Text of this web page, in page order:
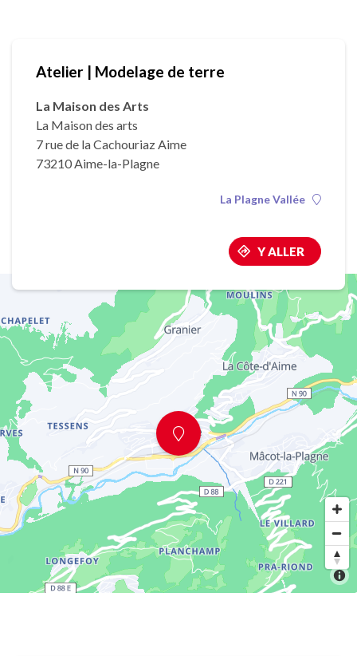
Atelier | Modelage de terre
La Maison des Arts
La Maison des arts
7 rue de la Cachouriaz Aime
73210 Aime-la-Plagne
La Plagne Vallée
Y ALLER